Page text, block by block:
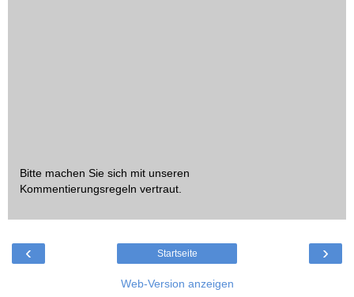
Bitte machen Sie sich mit unseren
Kommentierungsregeln vertraut.
‹ ›
Startseite
Web-Version anzeigen